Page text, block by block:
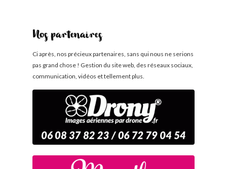
Nos partenaires
Ci après, nos précieux partenaires, sans qui nous ne serions
pas grand chose ! Gestion du site web, des réseaux sociaux,
communication, vidéos et tellement plus.